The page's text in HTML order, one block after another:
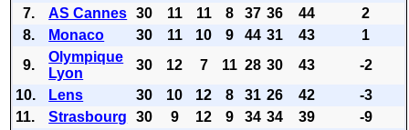
7.
AS Cannes 30 11 11 8 37 36 44
2
8.
Monaco 30 11 10 9 44 31 43
1
9.
Olympique
Lyon
30 12 7 11 28 30 43
-2
10.
Lens 30 10 12 8 31 26 42
-3
11.
Strasbourg 30 9 12 9 34 34 39
-9